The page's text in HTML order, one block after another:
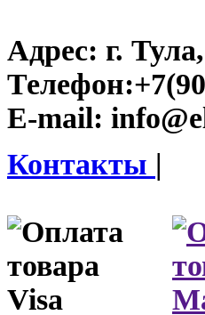
Адрес: г.
Телефон:
E-mail:
Контакты |